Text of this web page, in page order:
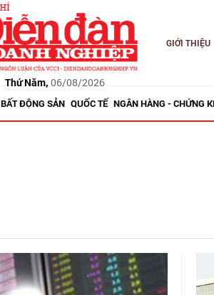
Thứ Năm, 06/08/2026
GIỚI THIỆU
BẤT ĐỘNG SẢN QUỐC TẾ NGÂN HÀNG - CHỨNG